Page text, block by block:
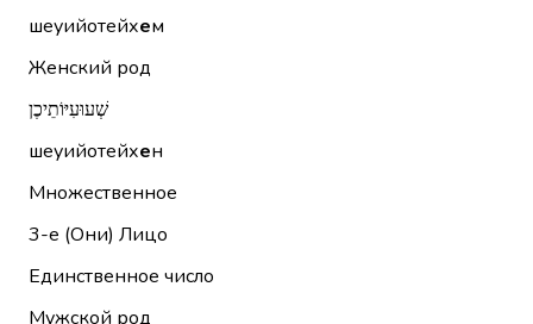
шеуийотейхем
Женский род
שְׁעוּעִיּוֹתֵיכֶן
шеуийотейхен
Множественное
3-е (Они) Лицо
Единственное число
Мужской род